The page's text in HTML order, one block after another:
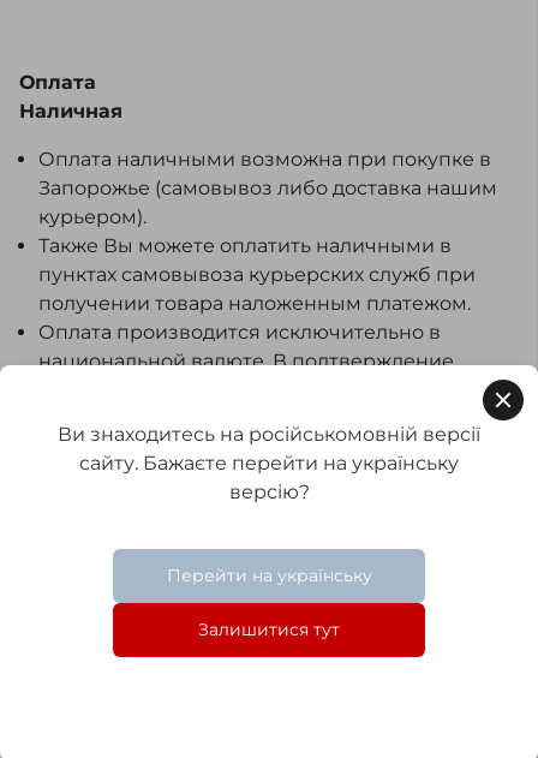
Оплата
Наличная
Оплата наличными возможна при покупке в
Запорожье (самовывоз либо доставка нашим
курьером).
Также Вы можете оплатить наличными в
пунктах самовывоза курьерских служб при
получении товара наложенным платежом.
Оплата производится исключительно в
национальной валюте. В подтверждение
Оплата по безналичному расчету
осуществляется следующим образом: после
электронную почту либо через SMS/Viber счёт-
фактуру, которую Вы сможете оплатить в
любом отделении банка или с расчётного
счёта Вашей организации.
Ви знаходитесь на російськомовній версії
сайту. Бажаєте перейти на українську
версію?
Перейти на українську
Залишитися тут